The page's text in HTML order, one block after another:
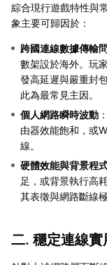
綜合現行遊戲特性與
象主要可歸因於：
跨國連線數據傳輸
數架設於海外。玩
發高延遲與嚴重封
此為最常見主因。
個人網路瞬時波動
由器效能飽和，或
線。
硬體效能與背景程
足，或背景執行高
其表徵與網路斷線極
二. 穩定連線實